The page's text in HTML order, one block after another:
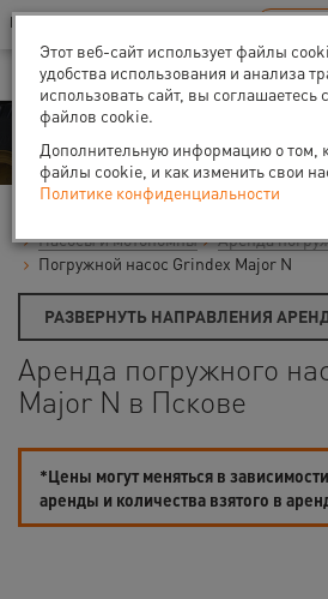
Ваш город:Псков
В Вашем регионе нет наших офисов
Аренда
Насосы и мотопомпы
Аренда
Погружной насос Grindex Major N
РАЗВЕРНУТЬ НАПРАВЛЕНИЯ
Аренда погружного
Major N в Пскове
*Цены могут меняться в
аренды и количества взятого в
Этот веб-сайт использует файлы
удобства использования и анализа
использовать сайт, вы соглашаетесь
файлов cookie.
Дополнительную информацию о том,
файлы cookie, и как изменить свои
Политике конфиденциальности